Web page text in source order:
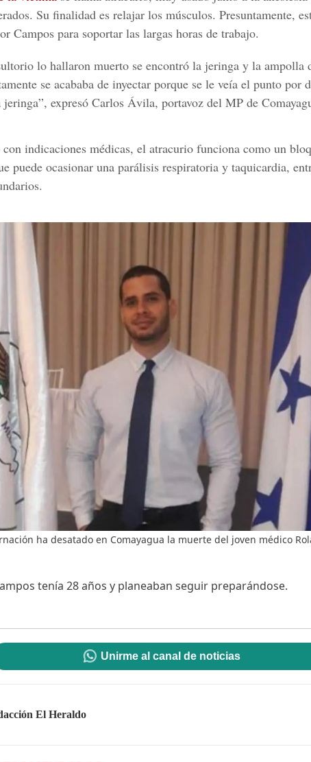
Su finalidad es relajar los músculos. Presuntamente,
Campos para soportar las largas horas de trabajo.
lo hallaron muerto se encontró la jeringa y la ampolla
se acababa de inyectar porque se le veía el punto por
expresó Carlos Ávila, portavoz del MP de
con indicaciones médicas, el atracurio funciona como un
puede ocasionar una parálisis respiratoria y taquicardia,
ha desatado en Comayagua la muerte del joven médico
tenía 28 años y planeaban seguir preparándose.
Unirme al canal de noticias
El Heraldo